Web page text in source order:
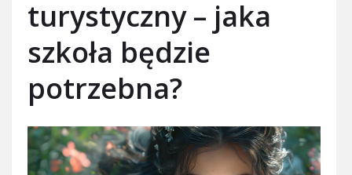
turystyczny – jaka
szkoła będzie
potrzebna?